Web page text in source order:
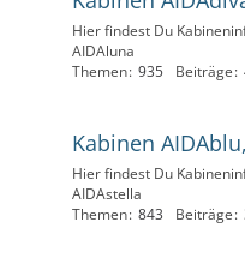
Hier findest Du
AIDAluna
Themen 935 Beiträge
Kabinen
Hier findest Du
AIDAstella
Themen 843 Beiträge